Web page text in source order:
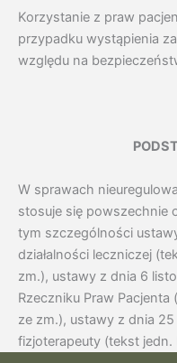
Korzystanie z praw
przypadku wystąpienia
względu na
W sprawach
stosuje się powszechnie
tym szczególności
działalności leczniczej
zm.), ustawy z dnia 6
Rzeczniku Praw
ze zm.), ustawy z dnia
fizjoterapeuty (tekst jedn.